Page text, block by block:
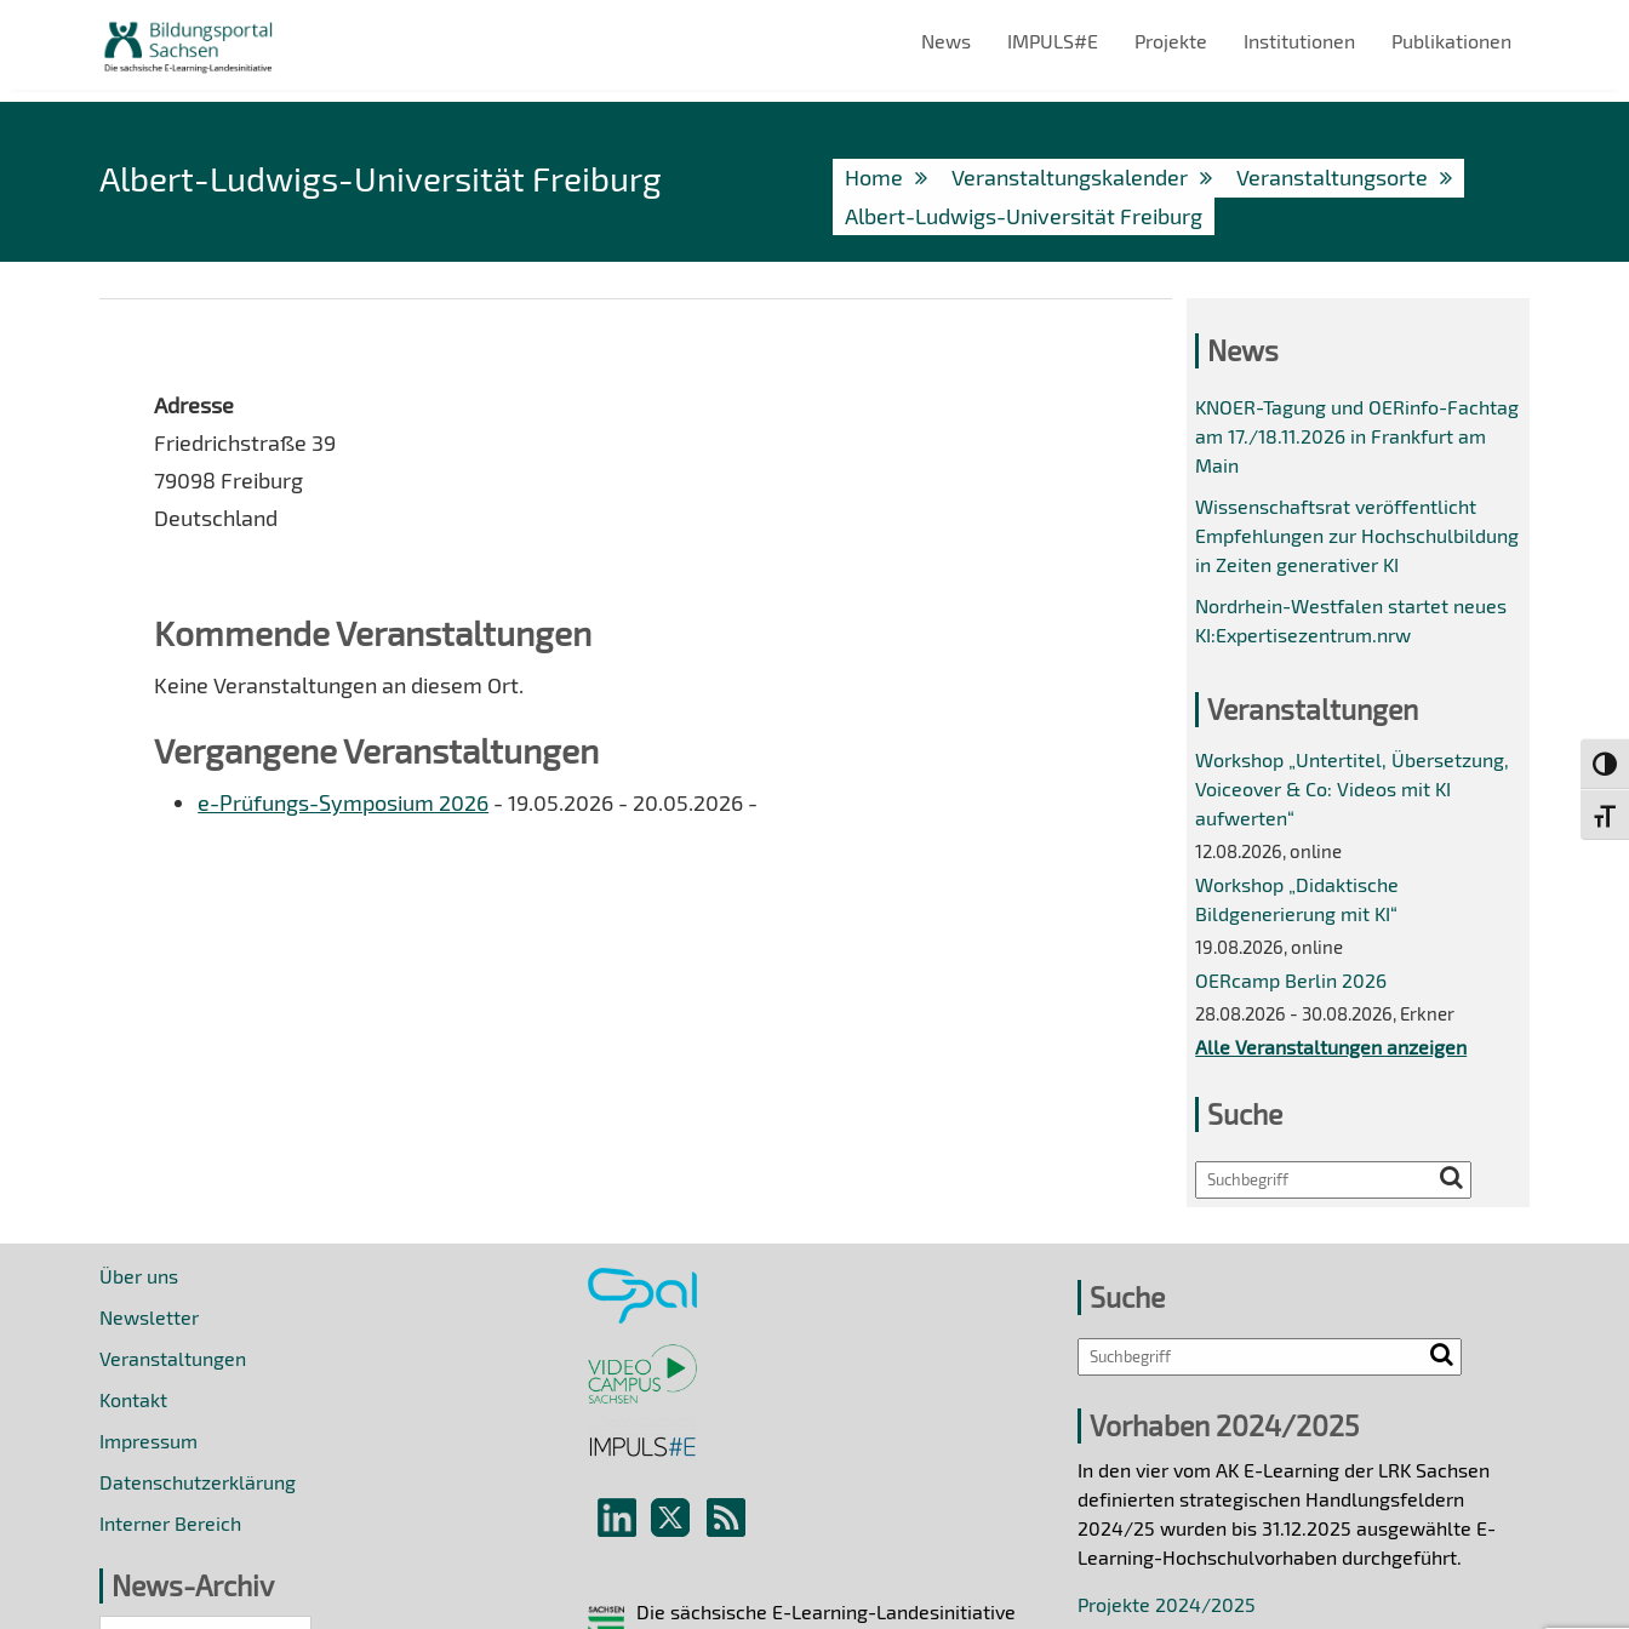
News IMPULS#E Projekte Institutionen Publikationen
Albert-Ludwigs-Universität Freiburg Home Veranstaltungskalender
Veranstaltungsorte
Albert-Ludwigs-Universität Freiburg
Adresse
Friedrichstraße 39
79098 Freiburg
Deutschland
Kommende Veranstaltungen
Keine Veranstaltungen an diesem Ort.
Vergangene Veranstaltungen
e-Prüfungs-Symposium 2026 - 19.05.2026 - 20.05.2026 -
News
KNOER-Tagung und OERinfo-Fachtag
am 17./18.11.2026 in Frankfurt am
Main
Wissenschaftsrat veröffentlicht
Empfehlungen zur Hochschulbildung
in Zeiten generativer KI
Nordrhein-Westfalen startet neues
KI:Expertisezentrum.nrw
Veranstaltungen
Workshop „Untertitel, Übersetzung,
Voiceover & Co: Videos mit KI
aufwerten“
12.08.2026, online
Workshop „Didaktische
Bildgenerierung mit KI“
19.08.2026, online
OERcamp Berlin 2026
28.08.2026 - 30.08.2026, Erkner
Alle Veranstaltungen anzeigen
Suche
Search
Über uns
Newsletter
Veranstaltungen
Kontakt
Impressum
Datenschutzerklärung
Interner Bereich
News-Archiv
Die sächsische E-Learning-Landesinitiative
Suche
Vorhaben 2024/2025
In den vier vom AK E-Learning der LRK Sachsen
definierten strategischen Handlungsfeldern
2024/25 wurden bis 31.12.2025 ausgewählte E-
Learning-Hochschulvorhaben durchgeführt.
Projekte 2024/2025